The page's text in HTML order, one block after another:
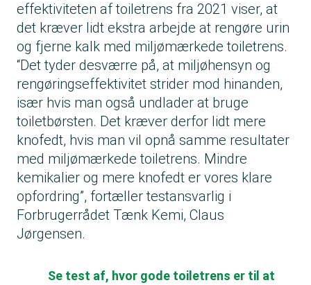
effektiviteten af toiletrens fra 2021 viser, at
det kræver lidt ekstra arbejde at rengøre urin
og fjerne kalk med miljømærkede toiletrens.
“Det tyder desværre på, at miljøhensyn og
rengøringseffektivitet strider mod hinanden,
især hvis man også undlader at bruge
toiletbørsten. Det kræver derfor lidt mere
knofedt, hvis man vil opnå samme resultater
med miljømærkede toiletrens. Mindre
kemikalier og mere knofedt er vores klare
opfordring”, fortæller testansvarlig i
Forbrugerrådet Tænk Kemi, Claus
Jørgensen.
Se test af, hvor gode toiletrens er til at